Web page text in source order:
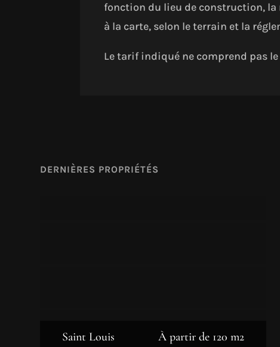
fonction du lieu de construction, la
à la carte, selon le terrain et la
Le tarif indiqué ne comprend pas
DERNIÈRES PROPRIÉTÉS
Saint Louis À partir de 120 m2